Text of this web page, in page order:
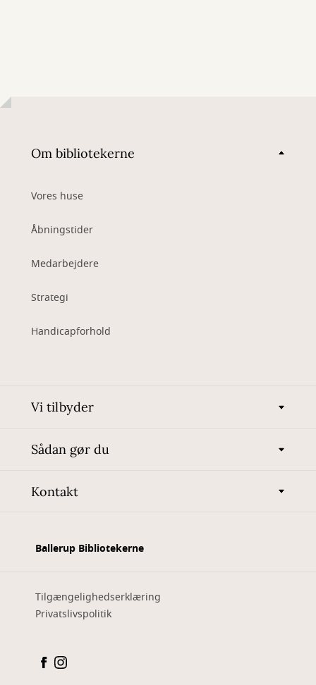
Om bibliotekerne
Vores huse
Åbningstider
Medarbejdere
Strategi
Handicapforhold
Vi tilbyder
Sådan gør du
Kontakt
Ballerup Bibliotekerne
Tilgængelighedserklæring
Privatslivspolitik